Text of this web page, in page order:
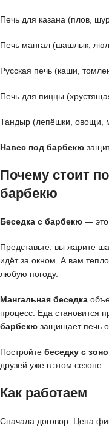
Печь для казана (плов,
Печь мангал (шашлык,
Русская печь (каши,
Печь для пиццы
Тандыр (лепёшки, овощи,
Навес под барбекю
Почему стоит
барбекю
Беседка с барбекю — это
Представьте: вы жарите
идёт за окном. А вам тепло.
любую погоду.
Мангальная беседка
процесс. Еда становится
барбекю защищает печь
Постройте беседку с
друзей уже в этом сезоне.
Как работаем
Сначала договор. Цена